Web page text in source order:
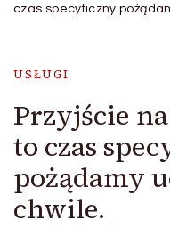
czas specyficzny
USŁUGI
Przyjście
to czas
pożądamy
chwile.